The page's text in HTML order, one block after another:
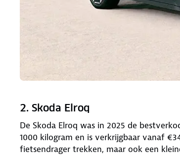
2. Skoda Elroq
De Skoda Elroq was in 2025 de
1000 kilogram en is verkrijgbaar vanaf
fietsendrager trekken, maar ook een